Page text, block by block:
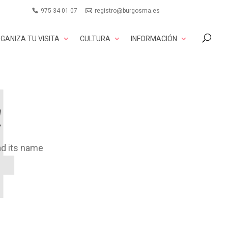
975 34 01 07 registro@burgosma.es
TU VISITA CULTURA INFORMACIÓN
its name